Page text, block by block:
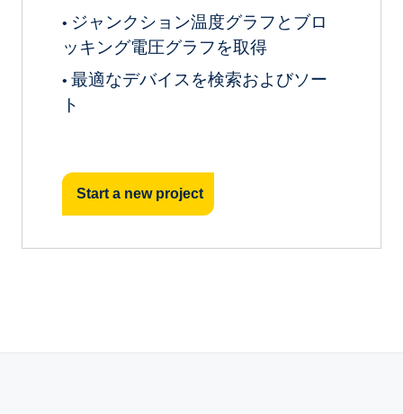
• ジャンクション温度グラフとブロ
ッキング電圧グラフを取得
• 最適なデバイスを検索およびソー
ト
Start a new project